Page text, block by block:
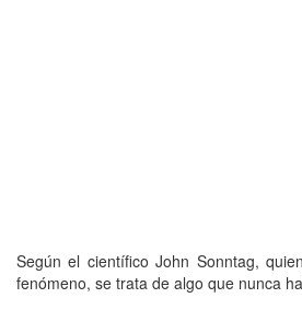
Según el científico John Sonntag,
fenómeno, se trata de algo que nunca